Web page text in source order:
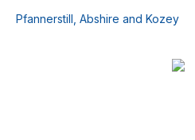
Pfannerstill, Abshire and Kozey